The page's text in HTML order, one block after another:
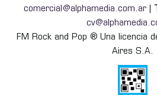
comercial@alphamedia.com.ar
FM Rock and Pop ® Una licencia
Aires S.A.